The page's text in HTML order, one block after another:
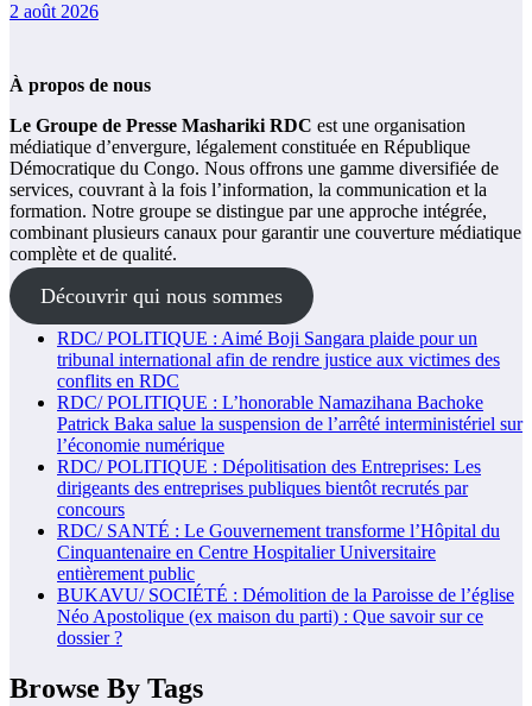
2 août 2026
À propos de nous
Le Groupe de Presse Mashariki RDC est une organisation
médiatique d’envergure, légalement constituée en République
Démocratique du Congo. Nous offrons une gamme diversifiée de
services, couvrant à la fois l’information, la communication et la
formation. Notre groupe se distingue par une approche intégrée,
combinant plusieurs canaux pour garantir une couverture médiatique
complète et de qualité.
Découvrir qui nous sommes
RDC/ POLITIQUE : Aimé Boji Sangara plaide pour un
tribunal international afin de rendre justice aux victimes des
conflits en RDC
RDC/ POLITIQUE : L’honorable Namazihana Bachoke
Patrick Baka salue la suspension de l’arrêté interministériel sur
l’économie numérique
RDC/ POLITIQUE : Dépolitisation des Entreprises: Les
dirigeants des entreprises publiques bientôt recrutés par
concours
RDC/ SANTÉ : Le Gouvernement transforme l’Hôpital du
Cinquantenaire en Centre Hospitalier Universitaire
entièrement public
BUKAVU/ SOCIÉTÉ : Démolition de la Paroisse de l’église
Néo Apostolique (ex maison du parti) : Que savoir sur ce
dossier ?
Browse By Tags